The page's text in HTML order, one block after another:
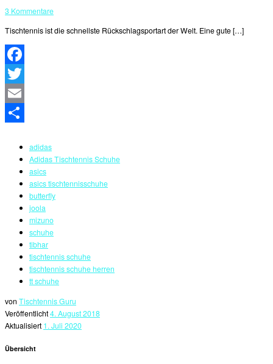
3 Kommentare
Tischtennis ist die schnellste Rückschlagsportart der Welt. Eine gute […]
Facebook
Twitter
Email
adidas
Adidas Tischtennis Schuhe
asics
asics tischtennisschuhe
butterfly
joola
mizuno
schuhe
tibhar
tischtennis schuhe
tischtennis schuhe herren
tt schuhe
von Tischtennis Guru
Veröffentlicht4. August 2018
Aktualisiert 1. Juli 2020
Übersicht